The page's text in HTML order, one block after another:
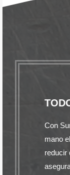
Con
mano
reducir